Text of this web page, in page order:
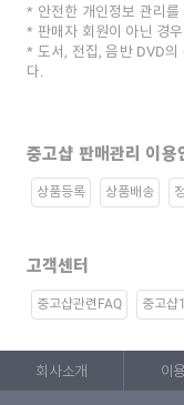
안전한 개인정보 관리
판매자 회원이 아닌 경
도서, 전집, 음반 DVD의
다.
중고샵 판매관리 이용
상품등록 상품배송
고객센터
중고샵관련FAQ 중고샵
회사소개 이